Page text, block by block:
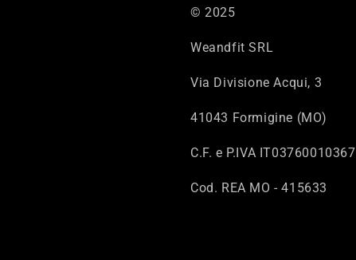
© 2025
Weandfit SRL
Via Divisione Acqui, 3
41043 Formigine (MO)
C.F. e P.IVA IT03760010367
Cod. REA MO - 415633